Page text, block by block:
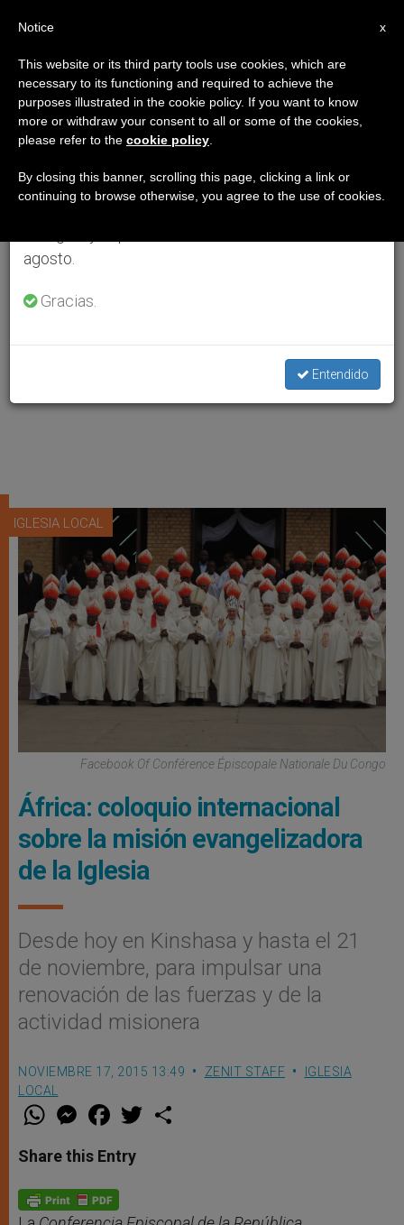
IGLESIA LOCAL
Facebook Of Conférence Épiscopale Nationale Du Congo
África: coloquio internacional
sobre la misión evangelizadora
de la Iglesia
Desde hoy en Kinshasa y hasta el 21
de noviembre, para impulsar una
renovación de las fuerzas y de la
actividad misionera
NOVIEMBRE 17, 2015 13:49 ZENIT STAFF
IGLESIA
LOCAL
W
t
s
p
p
M
e
s
e
g
e
F
a
e
b
o
k
w
Share this Entry
×
Aviso importante
Del 27 de julio al 7 de agosto haremos la pausa
anual, aprovechando que en el periodo de verano
se generan menos informaciones y también el
agosto.
Gracias.
Entendido
x
Notice
This website or its third party tools use cookies, which are
necessary to its functioning and required to achieve the
purposes illustrated in the cookie policy. If you want to know
more or withdraw your consent to all or some of the cookies,
please refer to the cookie policy
By closing this banner, scrolling this page, clicking a link or
continuing to browse otherwise, you agree to the use of cookies.